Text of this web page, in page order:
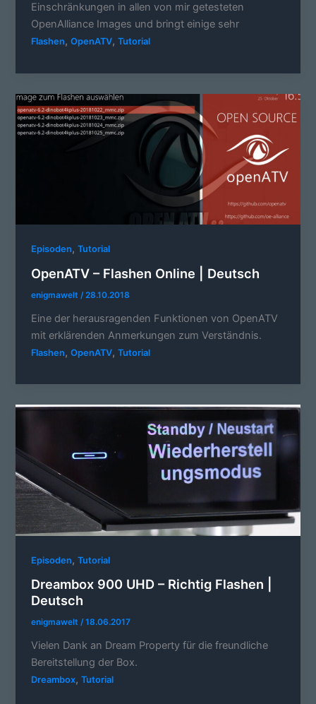
Einschränkungen in allen von mir getesteten
OpenAlliance Images und bringt einige sehr
Flashen,OpenATV,Tutorial
Episoden,Tutorial
OpenATV – Flashen Online | Deutsch
enigmawelt/28.10.2018
Eine der herausragenden Funktionen von OpenATV
mit erklärenden Anmerkungen zum Verständnis.
Flashen,OpenATV,Tutorial
Episoden,Tutorial
Dreambox 900 UHD – Richtig Flashen |
Deutsch
enigmawelt/18.06.2017
Vielen Dank an Dream Property für die freundliche
Bereitstellung der Box.
Dreambox,Tutorial